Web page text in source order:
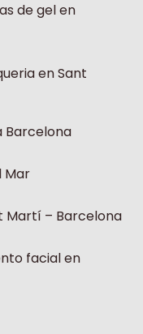
de gel en
en Sant
Barcelona
Mar
Martí – Barcelona
facial en